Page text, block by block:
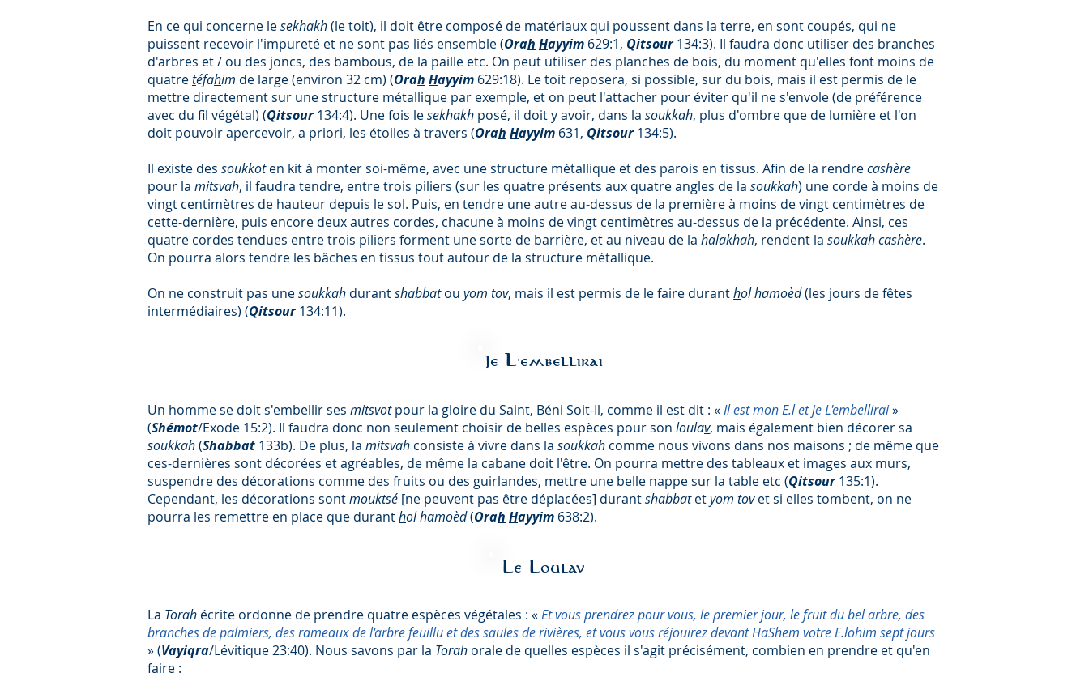
En ce qui concerne lesekhakh(le toit), il doit être composé de matériaux qui poussent dans la terre, en sont coupés, qui ne
puissent recevoir l'impureté et ne sont pas liés ensemble (Orah Hayyim 629:1, Qitsour134:3). Il faudra donc utiliser des branches
d'arbres et / ou des joncs, des bambous, de la paille etc. On peut utiliser des planches de bois, du moment qu'elles font moins de
quatretéfahim de large (environ 32 cm) (Orah Hayyim 629:18). Le toit reposera, si possible, sur du bois, mais il est permis de le
mettre directement sur une structure métallique par exemple, et on peut l'attacher pour éviter qu'il ne s'envole (de préférence
avec du fil végétal) (Qitsour134:4). Une fois lesekhakh posé, il doit y avoir, dans la soukkah, plus d'ombre que de lumière et l'on
doit pouvoir apercevoir, a priori, les étoiles à travers (Orah Hayyim 631, Qitsour134:5).
Il existe des soukkoten kit à monter soi-même, avec une structure métallique et des parois en tissus. Afin de la rendrecashère
pour la mitsvah, il faudra tendre, entre trois piliers (sur les quatre présents aux quatre angles de la soukkah) une corde à moins de
vingt centimètres de hauteur depuis le sol. Puis, en tendre une autre au-dessus de la première à moins de vingt centimètres de
cette-dernière, puis encore deux autres cordes, chacune à moins de vingt centimètres au-dessus de la précédente. Ainsi, ces
quatre cordes tendues entre trois piliers forment une sorte de barrière, et au niveau de la halakhah, rendent la soukkah cashère.
On pourra alors tendre les bâches en tissus tout autour de la structure métallique.
On ne construit pas unesoukkah durantshabbatou yom tov, mais il est permis de le faire duranthol hamoèd(les jours de fêtes
intermédiaires) (Qitsour134:11).
Je L'embellirai
Un homme se doit s'embellir ses mitsvotpour la gloire du Saint, Béni Soit-Il, comme il est dit : «Il est mon E.l et je L'embellirai»
(Shémot/Exode 15:2). Il faudra donc non seulement choisir de belles espèces pour son loulav, mais également bien décorer sa
soukkah(Shabbat 133b). De plus, la mitsvah consiste à vivre dans la soukkah comme nous vivons dans nos maisons ; de même que
ces-dernières sont décorées et agréables, de même la cabane doit l'être. On pourra mettre des tableaux et images aux murs,
suspendre des décorations comme des fruits ou des guirlandes, mettre une belle nappe sur la table etc (Qitsour135:1).
Cependant, les décorations sontmouktsé [ne peuvent pas être déplacées] durantshabbatetyom tovet si elles tombent, on ne
pourra les remettre en place que duranthol hamoèd(Orah Hayyim 638:2).
Le Loulav
La Torah écrite ordonne de prendre quatre espèces végétales : «Et vous prendrez pour vous, le premier jour, le fruit du bel arbre, des
branches de palmiers, des rameaux de l'arbre feuillu et des saules de rivières, et vous vous réjouirez devant HaShem votre E.lohim sept jours
» (Vayiqra/Lévitique 23:40). Nous savons par la Torah orale de quelles espèces il s'agit précisément, combien en prendre et qu'en
faire :